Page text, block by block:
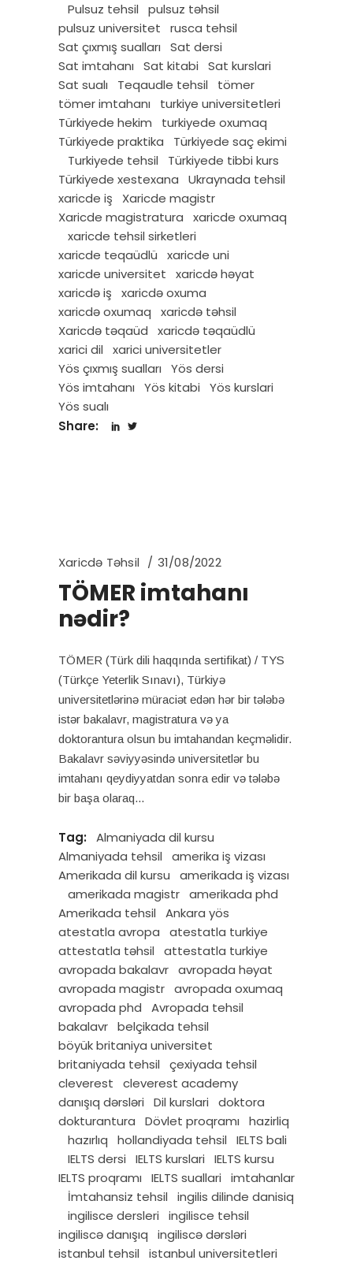
Pulsuz tehsil
pulsuz təhsil
pulsuz universitet
rusca tehsil
Sat çıxmış sualları
Sat dersi
Sat imtahanı
Sat kitabi
Sat kurslari
Sat sualı
Teqaudle tehsil
tömer
tömer imtahanı
turkiye universitetleri
Türkiyede hekim
turkiyede oxumaq
Türkiyede praktika
Türkiyede saç ekimi
Turkiyede tehsil
Türkiyede tibbi kurs
Türkiyede xestexana
Ukraynada tehsil
xaricde iş
Xaricde magistr
Xaricde magistratura
xaricde oxumaq
xaricde tehsil sirketleri
xaricde teqaüdlü
xaricde uni
xaricde universitet
xaricdə həyat
xaricdə iş
xaricdə oxuma
xaricdə oxumaq
xaricdə təhsil
Xaricdə təqaüd
xaricdə təqaüdlü
xarici dil
xarici universitetler
Yös çıxmış sualları
Yös dersi
Yös imtahanı
Yös kitabi
Yös kurslari
Yös sualı
Share:
Xaricdə Təhsil 31/08/2022
TÖMER imtahanı
nədir?
TÖMER (Türk dili haqqında sertifikat) / TYS
(Türkçe Yeterlik Sınavı), Türkiyə
universitetlərinə müraciət edən hər bir tələbə
istər bakalavr, magistratura və ya
doktorantura olsun bu imtahandan keçməlidir.
Bakalavr səviyyəsində universitetlər bu
imtahanı qeydiyyatdan sonra edir və tələbə
bir başa olaraq
Tag:
Almaniyada dil kursu
Almaniyada tehsil
amerika iş vizası
Amerikada dil kursu
amerikada iş vizası
amerikada magistr amerikada phd
Amerikada tehsil
Ankara yös
atestatla avropa
atestatla turkiye
attestatla təhsil
attestatla turkiye
avropada bakalavr avropada həyat
avropada magistr avropada oxumaq
avropada phd
Avropada tehsil
bakalavr belçikada tehsil
böyük britaniya universitet
britaniyada tehsil
çexiyada tehsil
cleverest
cleverest academy
danışıq dərsləri
Dil kurslari
doktora
dokturantura
Dövlet proqramı
hazirliq
hazırlıq
hollandiyada tehsil
IELTS bali
IELTS dersi
IELTS kurslari
IELTS kursu
IELTS proqramı
IELTS suallari
imtahanlar
İmtahansiz tehsil
ingilis dilinde danisiq
ingilisce dersleri
ingilisce tehsil
ingiliscə danışıq
ingiliscə dərsləri
istanbul tehsil
istanbul universitetleri